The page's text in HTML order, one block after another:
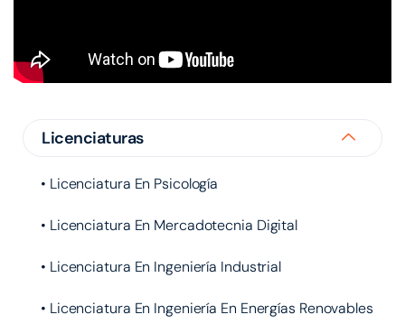
Licenciaturas
• Licenciatura En Psicología
• Licenciatura En Mercadotecnia Digital
• Licenciatura En Ingeniería Industrial
• Licenciatura En Ingeniería En Energías Renovables